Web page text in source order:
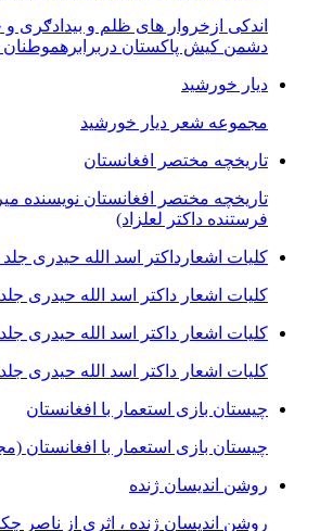
اندکی ازخروار ھای ظلم و بیدادګری و
دشمن کیش پاکستان دربرابرھموطنان
دیار خورشید
مجموعه شعر دیار خورشید
تاریخچه مختصر افغانستان
تاریخچه مختصر افغانستان نویسنده
فرستنده داکتر لعلزاد)
کلیات اشعارداکتر اسد الله حیدری
کلیات اشعار داکتر اسد الله حیدری
کلیات اشعار داکتر اسد الله حیدری
کلیات اشعار داکتر اسد الله حیدری
چيستان بازی استعمار با افغانستان
چيستان بازی استعمار با افغانستان
روشن اندیسان ژنده
روشن اندیسان ژنده ، اثری از ناصر